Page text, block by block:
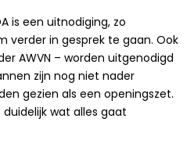
is een uitnodiging, zo
verder in gesprek te gaan. Ook
AWVN – worden uitgenodigd
zijn nog niet nader
gezien als een openingszet.
wat alles gaat